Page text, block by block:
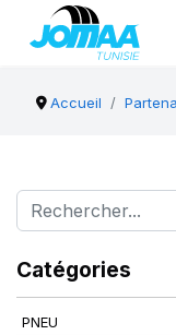
Accueil
Catégories
PNEU